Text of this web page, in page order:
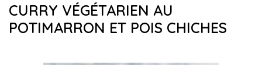
CURRY VÉGÉTARIEN AU
POTIMARRON ET POIS CHICHES